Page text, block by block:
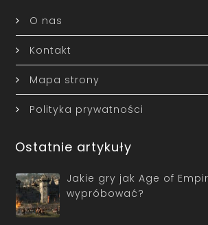
O nas
Kontakt
Mapa strony
Polityka prywatności
Ostatnie artykuły
Jakie gry jak Age of
wypróbować?